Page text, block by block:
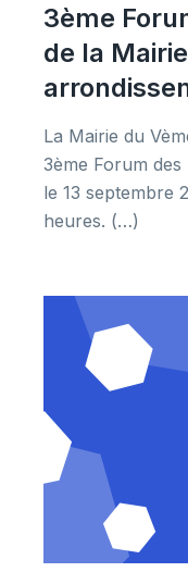
3ème
de la
La Mairie du
3ème Forum des
le 13 septembre
heures. (…)